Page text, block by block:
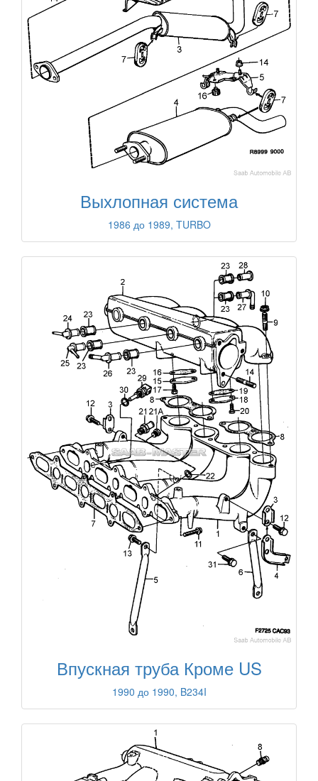
Выхлопная система
1986 до 1989, TURBO
Впускная труба Кроме US
1990 до 1990, B234I